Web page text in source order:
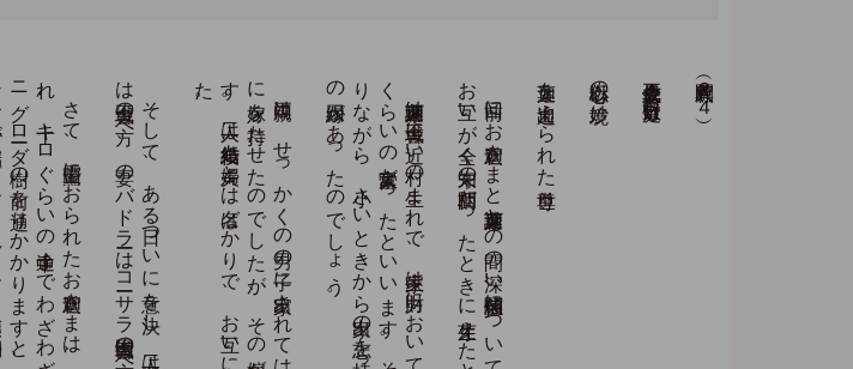
人間釈尊（２４）
以心伝心の妙境
迦葉を出迎えられた世尊
。
。